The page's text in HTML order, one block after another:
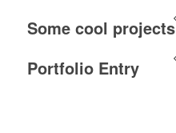
Some cool projects
Portfolio Entry